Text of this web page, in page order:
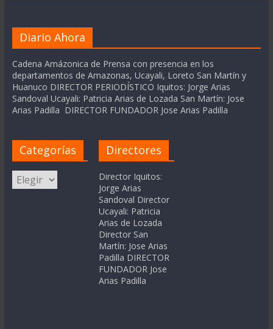
Diario Ahora
Cadena Amázonica de Prensa con presencia en los
departamentos de Amazonas, Ucayali, Loreto San Martín y
Huanuco DIRECTOR PERIODÍSTICO Iquitos: Jorge Arias
Sandoval Ucayali: Patricia Arias de Lozada San Martín: Jose
Arias Padilla DIRECTOR FUNDADOR Jose Arias Padilla
Categorías
Categorías
Directores
Director Iquitos:
Jorge Arias
Sandoval Director
Ucayali: Patricia
Arias de Lozada
Director San
Martín: Jose Arias
Padilla DIRECTOR
FUNDADOR Jose
Arias Padilla